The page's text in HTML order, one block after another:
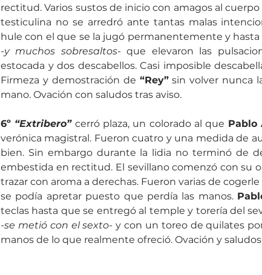
rectitud. Varios sustos de inicio con amagos al
testiculina no se arredró ante tantas malas
-y muchos sobresaltos- que elevaron las
estocada y dos descabellos. Casi imposible
Firmeza y demostración de “Rey” sin volver nunca
mano. Ovación con saludos tras aviso.
6º “Extribero” cerró plaza, un colorado al que Pablo
verónica magistral. Fueron cuatro y una medida de
bien. Sin embargo durante la lidia no terminó de
embestida en rectitud. El sevillano comenzó con su
trazar con aroma a derechas. Fueron varias de
se podía apretar puesto que perdía las manos.
-se metió con el sexto- y con un toreo de quilates
manos de lo que realmente ofreció. Ovación y saludos